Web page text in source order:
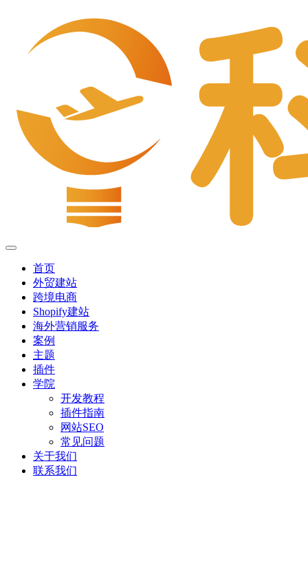
首页
外贸建站
跨境电商
Shopify建站
海外营销服务
案例
主题
插件
学院
开发教程
插件指南
网站SEO
常见问题
关于我们
联系我们